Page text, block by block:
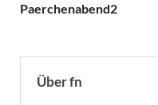
Paerchenabend2
Über fn